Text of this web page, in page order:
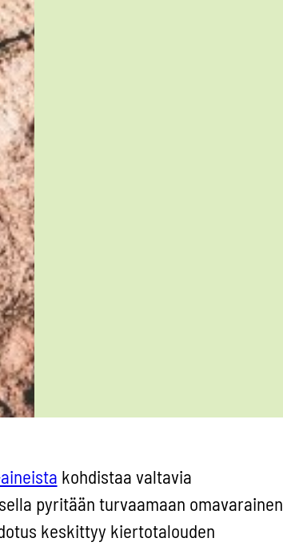
kohdistaa valtavia
pyritään turvaamaan omavarainen
keskittyy kiertotalouden